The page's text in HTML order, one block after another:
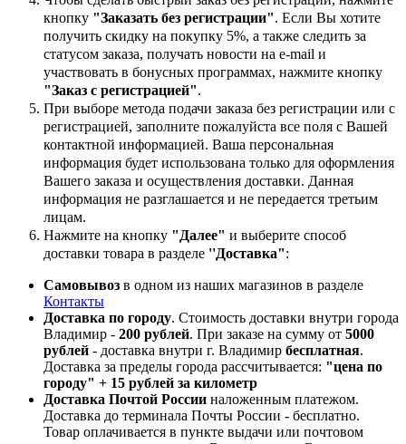
кнопку "Заказать без регистрации". Если Вы хотите
получить скидку на покупку 5%, а также следить за
статусом заказа, получать новости на e-mail и
участвовать в бонусных программах, нажмите кнопку
"Заказ с регистрацией".
При выборе метода подачи заказа без регистрации или с
регистрацией, заполните пожалуйста все поля с Вашей
контактной информацией. Ваша персональная
информация будет использована только для оформления
Вашего заказа и осуществления доставки. Данная
информация не разглашается и не передается третьим
лицам.
Нажмите на кнопку "Далее" и выберите способ
доставки товара в разделе ''Доставка":
Самовывоз в одном из наших магазинов в разделе
Контакты
Доставка по городу. Стоимость доставки внутри города
Владимир - 200 рублей. При заказе на сумму от 5000
рублей - доставка внутри г. Владимир бесплатная.
Доставка за пределы города рассчитывается: "цена по
городу" + 15 рублей за километр
Доставка Почтой России наложенным платежом.
Доставка до терминала Почты России - бесплатно.
Товар оплачивается в пункте выдачи или почтовом